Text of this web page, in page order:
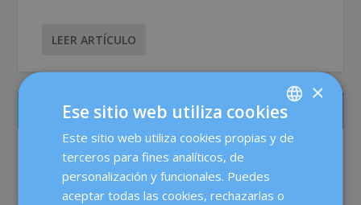
LEER ARTÍCULO
LOS MÁS LEÍDOS
Test prenatal no invasivo: más precisión,
menos dudas
Maternidad
SPANISH
×
Ese sitio web utiliza cookies
Este sitio web utiliza cookies propias y de
terceros para fines analíticos, de
personalización y funcionales. Puedes
aceptar todas las cookies, rechazarlas o